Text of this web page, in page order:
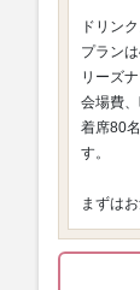
ドリン
プラン
リーズ
会場費
着席80
す。
まずは